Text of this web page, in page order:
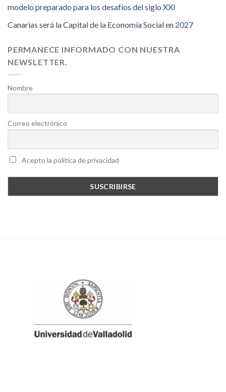
modelo preparado para los desafíos del siglo XXI
Canarias será la Capital de la Economía Social en 2027
PERMANECE INFORMADO CON NUESTRA
NEWSLETTER.
Nombre
Correo electrónico
Acepto la política de privacidad